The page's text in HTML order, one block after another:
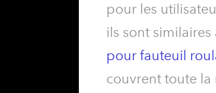
pour les
ils sont similaires
pour fauteuil
couvrent toute